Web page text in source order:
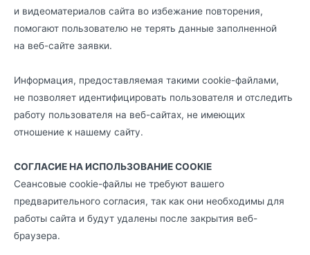
и видеоматериалов сайта во избежание повторения,
помогают пользователю не терять данные заполненной
на веб-сайте заявки.
Информация, предоставляемая такими cookie-файлами,
не позволяет идентифицировать пользователя и отследить
работу пользователя на веб-сайтах, не имеющих
отношение к нашему сайту.
СОГЛАСИЕ НА ИСПОЛЬЗОВАНИЕ COOKIE
Сеансовые cookie-файлы не требуют вашего
предварительного согласия, так как они необходимы для
работы сайта и будут удалены после закрытия веб-
браузера.